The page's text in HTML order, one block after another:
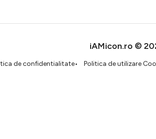
iAMicon.ro ©
de confidentialitate Politica de utilizare